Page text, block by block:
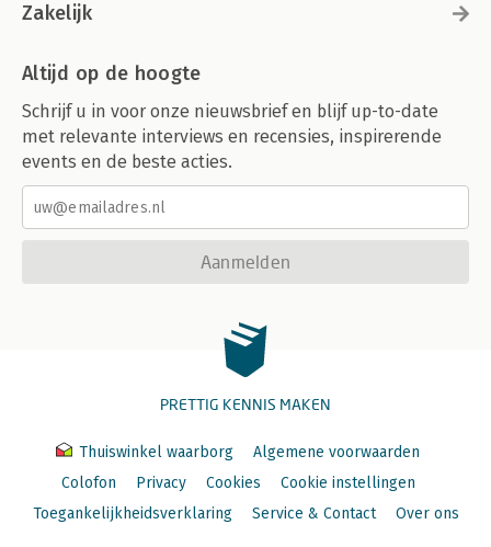
Zakelijk
Altijd op de hoogte
Schrijf u in voor onze nieuwsbrief en blijf up-to-date
met relevante interviews en recensies, inspirerende
events en de beste acties.
Aanmelden
PRETTIG KENNIS MAKEN
Thuiswinkel waarborg
Algemene voorwaarden
Colofon
Privacy Cookies
Cookie instellingen
Toegankelijkheidsverklaring
Service & Contact Over ons